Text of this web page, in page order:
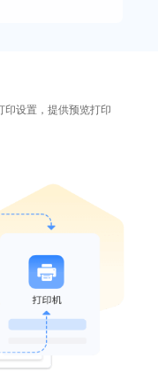
印设置，提供预览打印